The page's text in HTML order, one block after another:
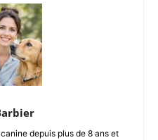
depuis plus de 8 ans et